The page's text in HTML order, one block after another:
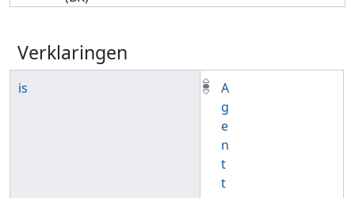
Verklaringen
is
A
g
e
n
t
t